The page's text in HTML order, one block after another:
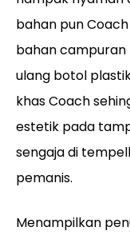
bahan pun
bahan campuran
ulang botol
khas Coach
estetik pada
sengaja di
pemanis.
Menampilkan